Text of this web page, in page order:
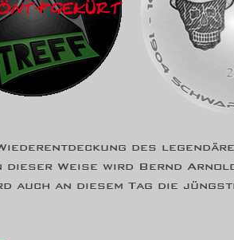
des
dieser Weise wird Bernd
auch an diesem Tag die